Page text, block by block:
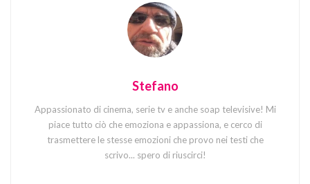
Stefano
Appassionato di cinema, serie tv e anche soap televisive! Mi
piace tutto ciò che emoziona e appassiona, e cerco di
trasmettere le stesse emozioni che provo nei testi che
scrivo... spero di riuscirci!